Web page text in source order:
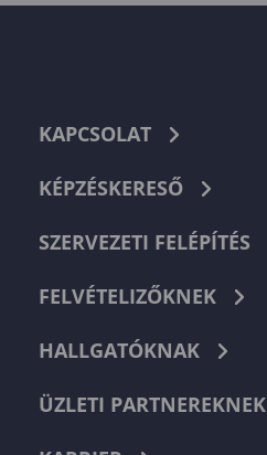
KAPCSOLAT
KÉPZÉSKERESŐ
SZERVEZETI FELÉPÍTÉS
FELVÉTELIZŐKNEK
HALLGATÓKNAK
ÜZLETI PARTNEREKNEK